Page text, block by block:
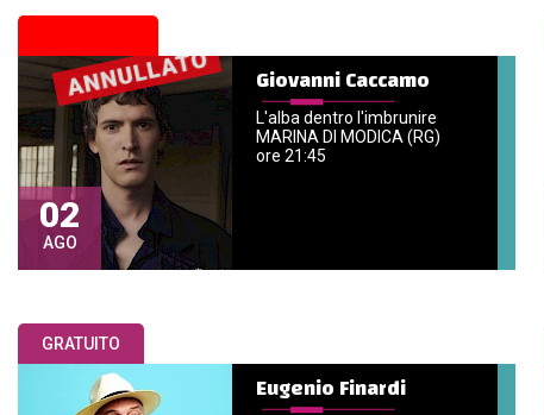
02
AGO
Giovanni Caccamo
L'alba dentro l'imbrunire
MARINA DI MODICA (RG)
ore 21:45
GRATUITO
Eugenio Finardi